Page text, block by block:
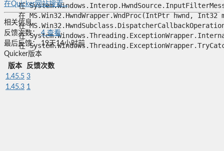
在
在 MS.Win32.HwndWrapper.WndProc(IntPtr hwnd,
在
在
在
在Quicker网站搜索...
相关信息
反馈次数： 4查看
最后反馈： 19天14小时前
Quicker版本
版本
反馈次数
1.45.5 3
1.45.3 1